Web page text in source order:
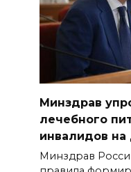
Минздрав
лечебного
инвалидов на
Минздрав